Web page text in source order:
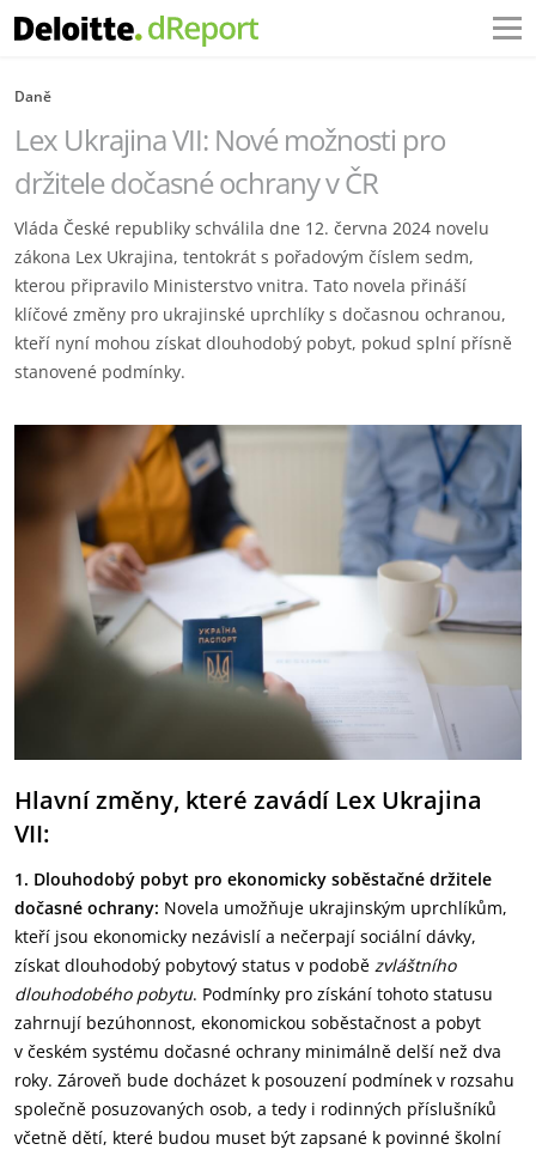
Daně
Lex Ukrajina VII: Nové možnosti pro
držitele dočasné ochrany v ČR
Vláda České republiky schválila dne 12. června 2024 novelu
zákona Lex Ukrajina, tentokrát s pořadovým číslem sedm,
kterou připravilo Ministerstvo vnitra. Tato novela přináší
klíčové změny pro ukrajinské uprchlíky s dočasnou ochranou,
kteří nyní mohou získat dlouhodobý pobyt, pokud splní přísně
stanovené podmínky.
Hlavní změny, které zavádí Lex Ukrajina
VII:
1. Dlouhodobý pobyt pro ekonomicky soběstačné držitele
dočasné ochrany: Novela umožňuje ukrajinským uprchlíkům,
kteří jsou ekonomicky nezávislí a nečerpají sociální dávky,
získat dlouhodobý pobytový status v podobě zvláštního
dlouhodobého pobytu. Podmínky pro získání tohoto statusu
zahrnují bezúhonnost, ekonomickou soběstačnost a pobyt
v českém systému dočasné ochrany minimálně delší než dva
roky. Zároveň bude docházet k posouzení podmínek v rozsahu
společně posuzovaných osob, a tedy i rodinných příslušníků
včetně dětí, které budou muset být zapsané k povinné školní